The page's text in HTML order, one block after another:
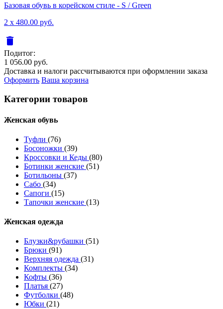
Базовая обувь в корейском стиле - S / Green
2 x 480.00 руб.
delete
Подитог:
1 056.00 руб.
Доставка и налоги рассчитываются при оформлении заказа
Оформить Ваша корзина
Категории товаров
Женcкая обувь
Туфли (76)
Босоножки (39)
Кроссовки и Кеды (80)
Ботинки женские (51)
Ботильоны (37)
Сабо (34)
Сапоги (15)
Тапочки женские (13)
Женская одежда
Блузки&рубашки (51)
Брюки (91)
Верхняя одежда (31)
Комплекты (34)
Кофты (36)
Платья (27)
Футболки (48)
Юбки (21)